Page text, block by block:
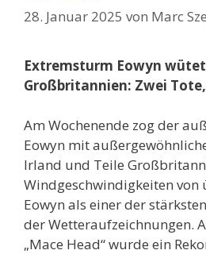
28. Januar 2025 von Marc
Extremsturm Eowyn
Großbritannien: Zwei
Am Wochenende zog der
Eowyn mit
Irland und Teile
Windgeschwindigkeiten
Eowyn als einer der
der Wetteraufzeichnungen.
„Mace Head“ wurde ein